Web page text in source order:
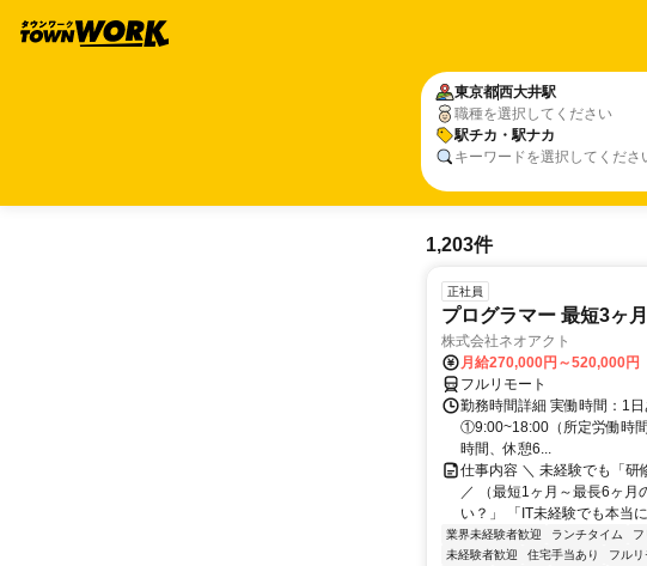
東京都西大井駅
職種を選択してください
駅チカ・駅ナカ
キーワードを選択してくださ
1,203件
正社員
プログラマー 最短3ヶ
株式会社ネオアクト
月給270,000円～520,000円
フルリモート
勤務時間詳細 実働時間：1
①9:00~18:00（所定労働時
時間、休憩6...
仕事内容 ＼ 未経験でも「研
／ （最短1ヶ月～最長6ヶ月
い？」 「IT未経験でも本当
業界未経験者歓迎 ランチタイム
未経験者歓迎
住宅手当あり フルリ